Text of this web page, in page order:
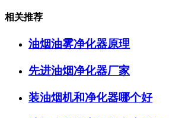
相关推荐
油烟油雾净化器原理
先进油烟净化器厂家
装油烟机和净化器哪个好